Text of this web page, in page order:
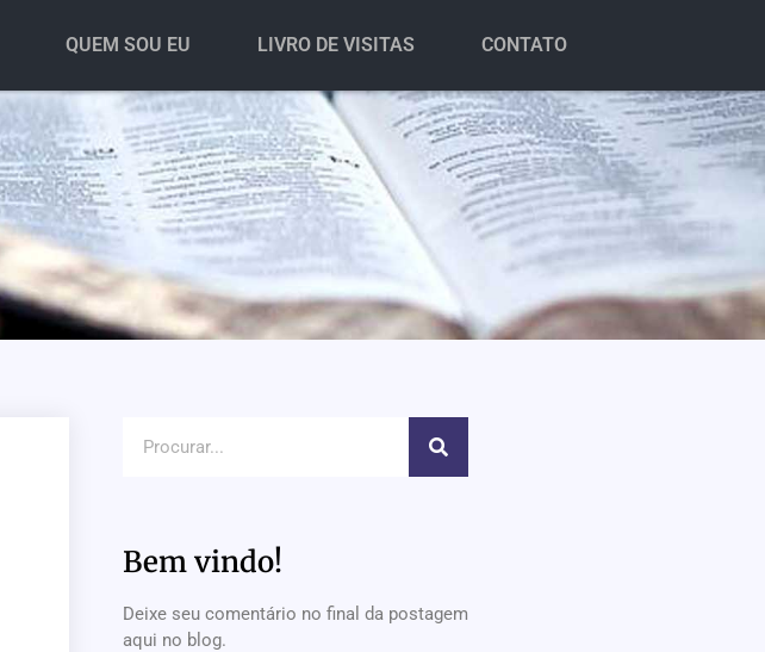
QUEM SOU EU LIVRO DE VISITAS CONTATO
Bem vindo!
Deixe seu comentário no final da postagem
aqui no blog.